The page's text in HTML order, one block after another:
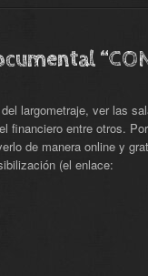
largometraje, ver las
financiero entre otros.
de manera online y
(el enlace: